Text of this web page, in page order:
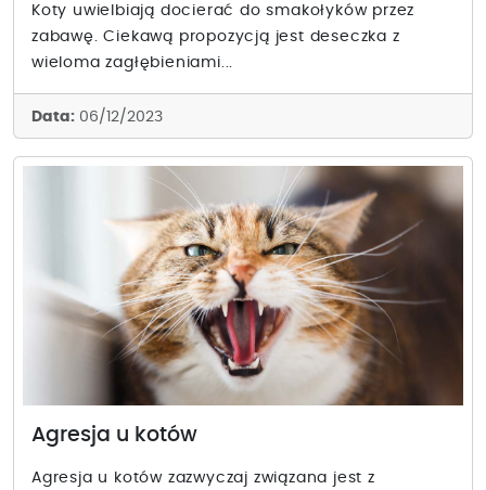
Koty uwielbiają docierać do smakołyków przez
zabawę. Ciekawą propozycją jest deseczka z
wieloma zagłębieniami...
Data: 06/12/2023
Agresja u kotów
Agresja u kotów zazwyczaj związana jest z